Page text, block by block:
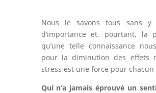
Nous le savons tous sans y
d’importance et, pourtant, la
qu’une telle connaissance
pour la diminution des effets
stress est une force pour chacun
Qui n’a jamais éprouvé un